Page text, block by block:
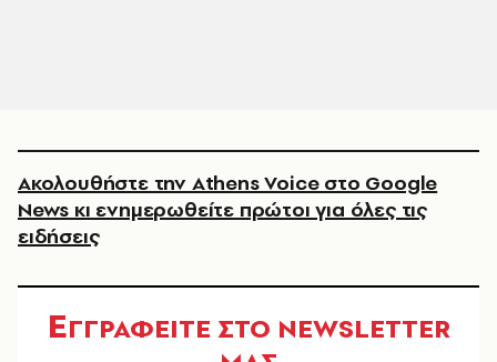
Ακολουθήστε την Athens Voice στο Google
News κι ενημερωθείτε πρώτοι για όλες τις
ειδήσεις
ΕΓΓΡΑΦΕΙΤΕ ΣΤΟ NEWSLETTER